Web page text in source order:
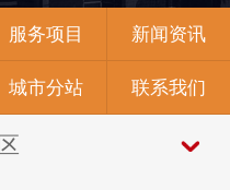
服务项目 新闻资讯
城市分站 联系我们